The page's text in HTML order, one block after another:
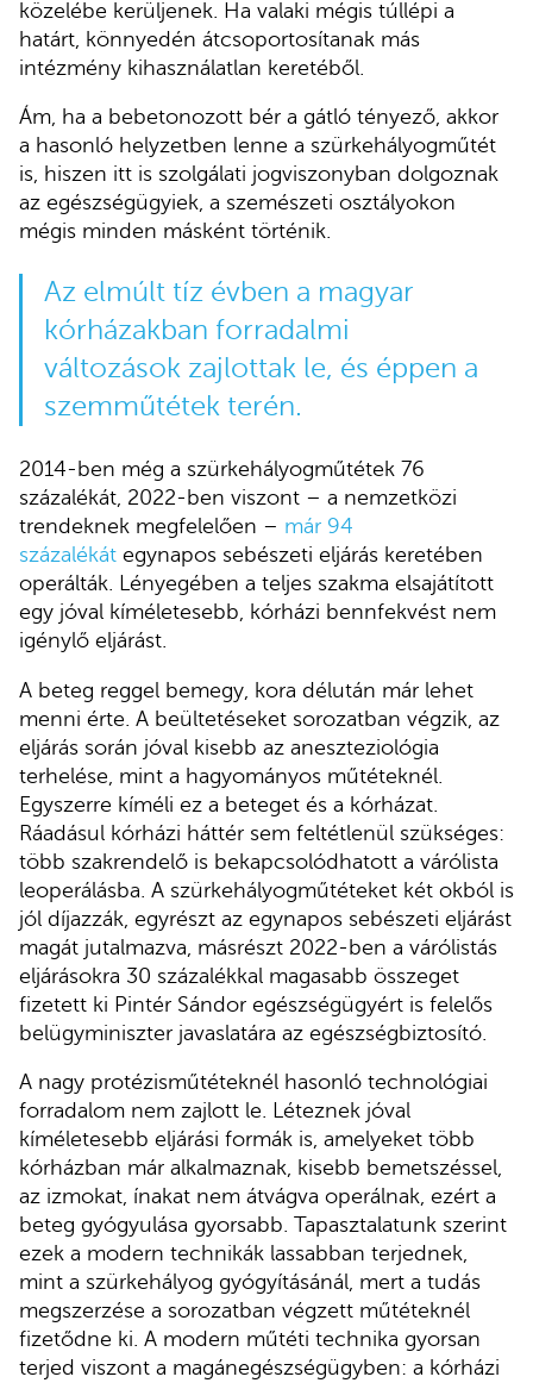
közelébe kerüljenek. Ha valaki mégis túllépi a
határt, könnyedén átcsoportosítanak más
intézmény kihasználatlan keretéből.
Ám, ha a bebetonozott bér a gátló tényező, akkor
a hasonló helyzetben lenne a szürkehályogműtét
is, hiszen itt is szolgálati jogviszonyban dolgoznak
az egészségügyiek, a szemészeti osztályokon
mégis minden másként történik.
Az elmúlt tíz évben a magyar
kórházakban forradalmi
változások zajlottak le, és éppen a
szemműtétek terén.
2014-ben még a szürkehályogműtétek 76
százalékát, 2022-ben viszont – a nemzetközi
trendeknek megfelelően – már 94
százalékát egynapos sebészeti eljárás keretében
operálták. Lényegében a teljes szakma elsajátított
egy jóval kíméletesebb, kórházi bennfekvést nem
igénylő eljárást.
A beteg reggel bemegy, kora délután már lehet
menni érte. A beültetéseket sorozatban végzik, az
eljárás során jóval kisebb az aneszteziológia
terhelése, mint a hagyományos műtéteknél.
Egyszerre kíméli ez a beteget és a kórházat.
Ráadásul kórházi háttér sem feltétlenül szükséges:
több szakrendelő is bekapcsolódhatott a várólista
leoperálásba. A szürkehályogműtéteket két okból is
jól díjazzák, egyrészt az egynapos sebészeti eljárást
magát jutalmazva, másrészt 2022-ben a várólistás
eljárásokra 30 százalékkal magasabb összeget
fizetett ki Pintér Sándor egészségügyért is felelős
belügyminiszter javaslatára az egészségbiztosító.
A nagy protézisműtéteknél hasonló technológiai
forradalom nem zajlott le. Léteznek jóval
kíméletesebb eljárási formák is, amelyeket több
kórházban már alkalmaznak, kisebb bemetszéssel,
az izmokat, ínakat nem átvágva operálnak, ezért a
beteg gyógyulása gyorsabb. Tapasztalatunk szerint
ezek a modern technikák lassabban terjednek,
mint a szürkehályog gyógyításánál, mert a tudás
megszerzése a sorozatban végzett műtéteknél
fizetődne ki. A modern műtéti technika gyorsan
terjed viszont a magánegészségügyben: a kórházi